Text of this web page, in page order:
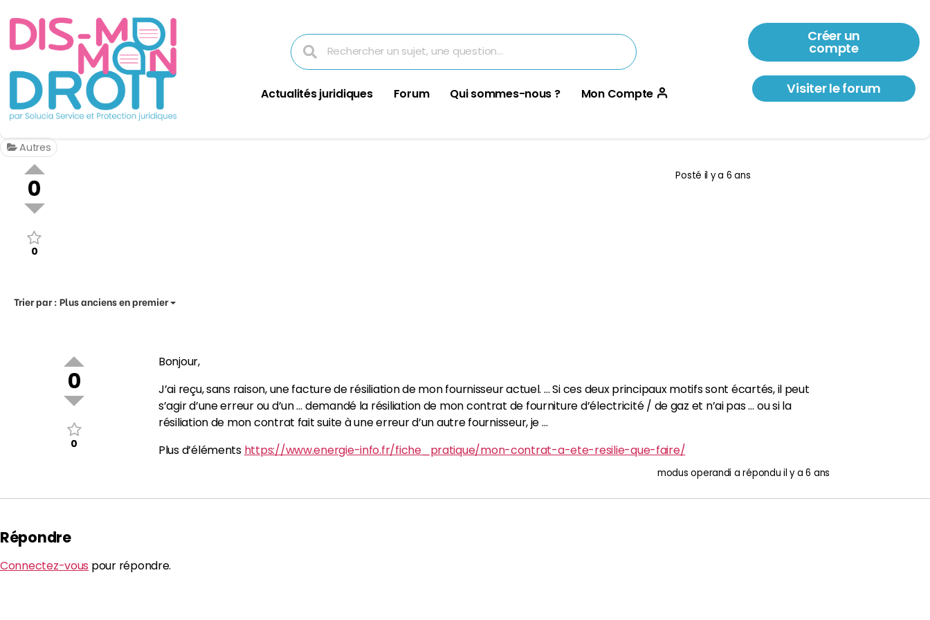
Actualités juridiques Forum Qui sommes-nous ? Mon Compte
Créer un
compte
Visiter le forum
Autres
0
0
Posté il y a 6 ans
Trier par :Plus anciens en premier
0
0
Bonjour,
J’ai reçu, sans raison, une facture de résiliation de mon fournisseur actuel. … Si ces deux principaux motifs sont écartés, il peut
s’agir d’une erreur ou d’un … demandé la résiliation de mon contrat de fourniture d’électricité / de gaz et n’ai pas … ou si la
résiliation de mon contrat fait suite à une erreur d’un autre fournisseur, je …
Plus d’éléments https://www.energie-info.fr/fiche_pratique/mon-contrat-a-ete-resilie-que-faire/
modus operandi a réponduil y a 6 ans
Répondre
Connectez-vous pour répondre.